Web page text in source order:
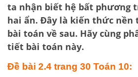
ta nhận biết hệ bất phương
hai ẩn. Đây là kiến thức nền
bài toán về sau. Hãy cùng
tiết bài toán này.
Đề bài 2.4 trang 30 Toán 10: